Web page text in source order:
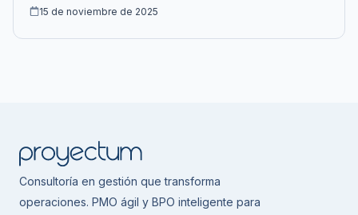
República Dominicana.
15 de noviembre de 2025
Consultoría en gestión que transforma
operaciones. PMO ágil y BPO inteligente para